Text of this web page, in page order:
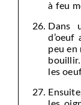
à feu
Dans
d’oeuf
peu en
les